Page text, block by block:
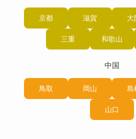
京都 滋賀 大
三重 和歌山
中国
鳥取 岡山 島
山口